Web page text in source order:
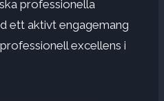
professionella
ett aktivt engagemang
excellens i